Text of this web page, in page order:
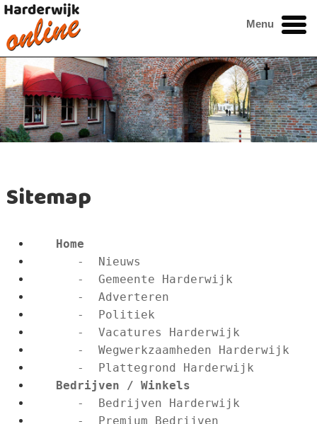
Menu
Sitemap
Home
      -  Nieuws
      -  Gemeente Harderwijk
      -  Adverteren
      -  Politiek
      -  Vacatures Harderwijk
      -  Wegwerkzaamheden Harderwijk
      -  Plattegrond Harderwijk
Bedrijven / Winkels
      -  Bedrijven Harderwijk
      -  Premium Bedrijven